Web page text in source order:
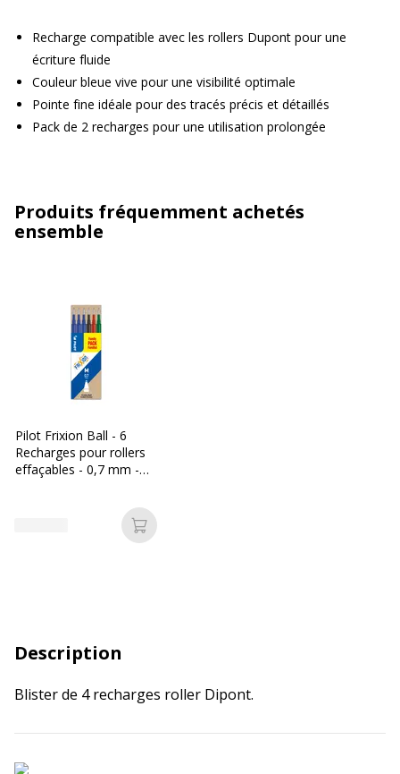
Recharge compatible avec les rollers Dupont pour une
écriture fluide
Couleur bleue vive pour une visibilité optimale
Pointe fine idéale pour des tracés précis et détaillés
Pack de 2 recharges pour une utilisation prolongée
Produits fréquemment achetés
ensemble
Pilot Frixion Ball - 6
Recharges pour rollers
effaçables - 0,7 mm -
Ajouter au panier
Description
Blister de 4 recharges roller Dipont.